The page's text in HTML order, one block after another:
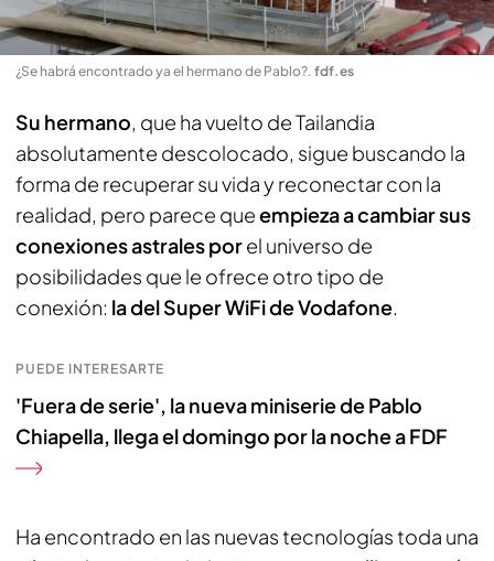
¿Se habrá encontrado ya el hermano de Pablo?. fdf.es
Su hermano, que ha vuelto de Tailandia
absolutamente descolocado, sigue buscando la
forma de recuperar su vida y reconectar con la
realidad, pero parece queempieza a cambiar sus
conexiones astrales porel universo de
posibilidades que le ofrece otro tipo de
conexión: la del Super WiFi de Vodafone.
PUEDE INTERESARTE
'Fuera de serie', la nueva miniserie de Pablo
Chiapella, llega el domingo por la noche a FDF
Ha encontrado en las nuevas tecnologías toda una